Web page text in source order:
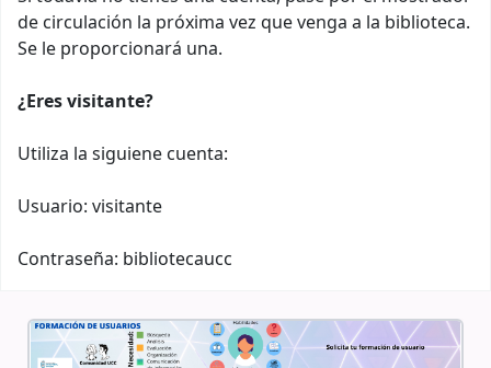
de circulación la próxima vez que venga a la biblioteca.
Se le proporcionará una.
¿Eres visitante?
Utiliza la siguiene cuenta:
Usuario: visitante
Contraseña: bibliotecaucc